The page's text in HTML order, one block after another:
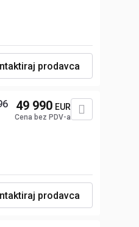
prodavca
49 990 EUR
Cena bez PDV-a
prodavca